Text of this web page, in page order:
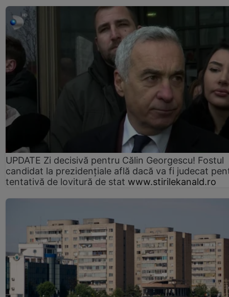
UPDATE Zi decisivă pentru Călin Georgescu! Fostul
candidat la prezidențiale află dacă va fi judecat
tentativă de lovitură de stat www.stirilekanald.ro